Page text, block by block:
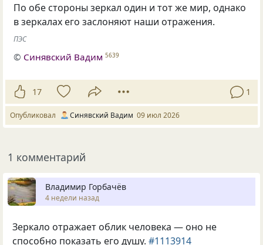
По обе стороны зеркал один и тот же мир, однако
в зеркалах его заслоняют наши отражения.
ПЭС
© Синявский Вадим 5639
17 1
Опубликовал Синявский Вадим 09 июл 2026
1 комментарий
Владимир Горбачёв
4 недели назад
Зеркало отражает облик человека — оно не
способно показать его душу. #1113914